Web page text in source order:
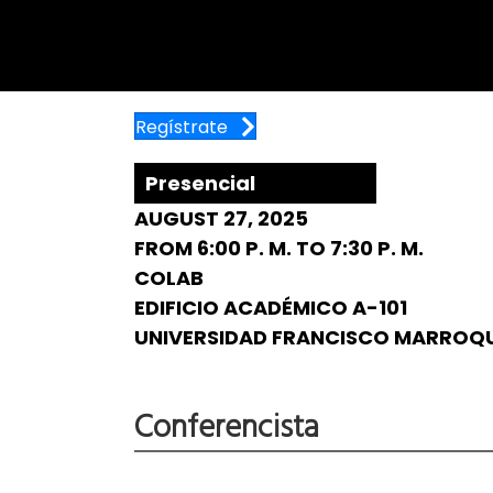
Regístrate
Presencial
AUGUST 27, 2025
FROM 6:00 P. M. TO 7:30 P. M.
COLAB
EDIFICIO ACADÉMICO A-101
UNIVERSIDAD FRANCISCO
Conferencista